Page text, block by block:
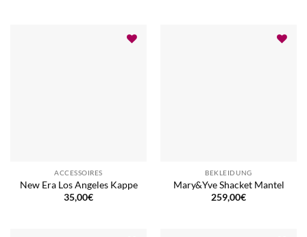
ACCESSOIRES
New Era Los Angeles Kappe
35,00€
BEKLEIDUNG
Mary&Yve Shacket Mantel
259,00€